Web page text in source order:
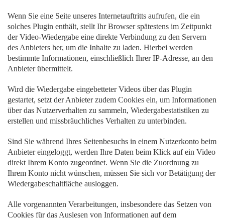
Wenn Sie eine Seite unseres Internetauftritts aufrufen, die ein
solches Plugin enthält, stellt Ihr Browser spätestens im Zeitpunkt
der Video-Wiedergabe eine direkte Verbindung zu den Servern
des Anbieters her, um die Inhalte zu laden. Hierbei werden
bestimmte Informationen, einschließlich Ihrer IP-Adresse, an den
Anbieter übermittelt.
Wird die Wiedergabe eingebetteter Videos über das Plugin
gestartet, setzt der Anbieter zudem Cookies ein, um Informationen
über das Nutzerverhalten zu sammeln, Wiedergabestatistiken zu
erstellen und missbräuchliches Verhalten zu unterbinden.
Sind Sie während Ihres Seitenbesuchs in einem Nutzerkonto beim
Anbieter eingeloggt, werden Ihre Daten beim Klick auf ein Video
direkt Ihrem Konto zugeordnet. Wenn Sie die Zuordnung zu
Ihrem Konto nicht wünschen, müssen Sie sich vor Betätigung der
Wiedergabeschaltfläche ausloggen.
Alle vorgenannten Verarbeitungen, insbesondere das Setzen von
Cookies für das Auslesen von Informationen auf dem